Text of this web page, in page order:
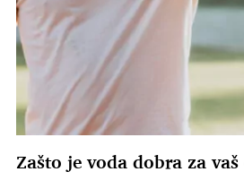
Zašto je voda dobra za